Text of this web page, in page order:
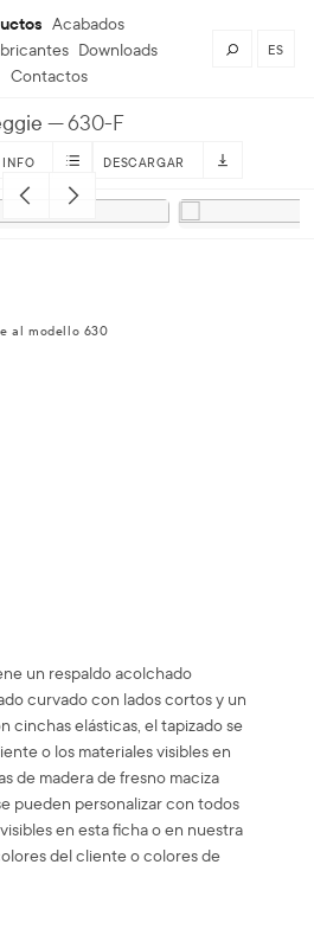
Acabados
Downloads
Contactos
ES
630-F
INFO DESCARGAR
al modello 630
un respaldo acolchado
curvado con lados cortos y un
cinchas elásticas, el tapizado se
o los materiales visibles en
de madera de fresno maciza
pueden personalizar con todos
en esta ficha o en nuestra
del cliente o colores de